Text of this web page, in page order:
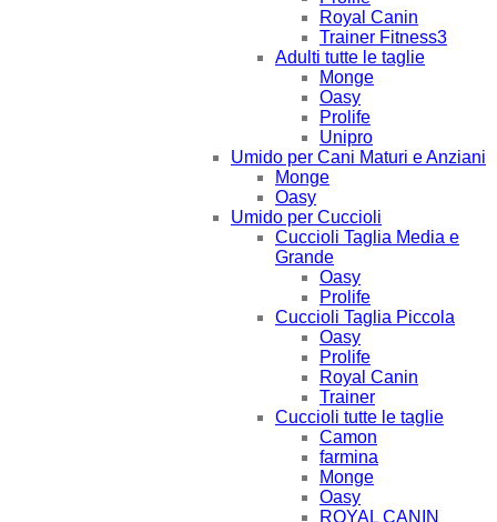
Royal Canin
Trainer Fitness3
Adulti tutte le taglie
Monge
Oasy
Prolife
Unipro
Umido per Cani Maturi e Anziani
Monge
Oasy
Umido per Cuccioli
Cuccioli Taglia Media e
Grande
Oasy
Prolife
Cuccioli Taglia Piccola
Oasy
Prolife
Royal Canin
Trainer
Cuccioli tutte le taglie
Camon
farmina
Monge
Oasy
ROYAL CANIN